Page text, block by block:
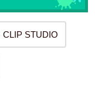
CLIP STUDIO